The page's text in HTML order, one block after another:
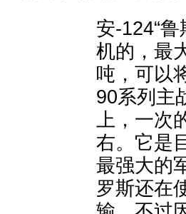
安-124“
机的，最
吨，可以
90系列主
上，一次
右。它是
最强大的
罗斯还在